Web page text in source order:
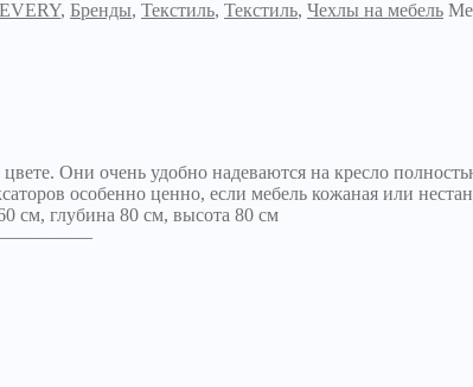
EVERY, Бренды, Текстиль, Текстиль, Чехлы на мебель
Они очень удобно надеваются на кресло
особенно ценно, если мебель кожаная или
см, глубина 80 см, высота 80 см